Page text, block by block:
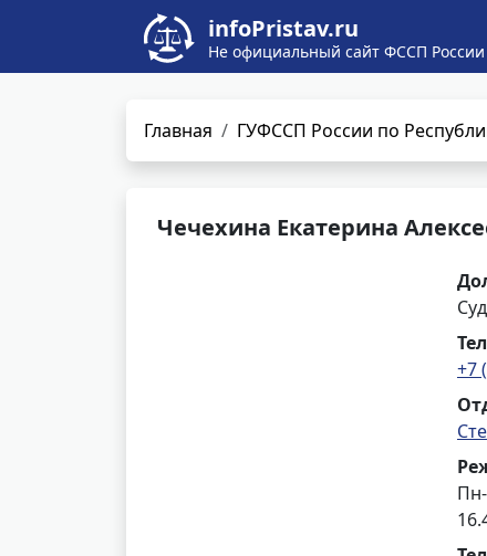
infoPristav.ru
Не официальный сайт ФССП России
Главная ГУФССП России по
Чечехина Екатерина
+7